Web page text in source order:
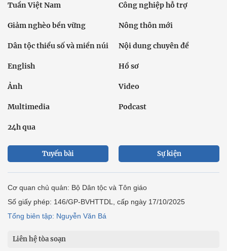
Tuần Việt Nam Công nghiệp hỗ trợ
Giảm nghèo bền vững Nông thôn mới
Dân tộc thiểu số và miền núi Nội dung chuyên đề
English Hồ sơ
Ảnh Video
Multimedia Podcast
24h qua
Tuyến bài Sự kiện
Cơ quan chủ quản: Bộ Dân tộc và Tôn giáo
Số giấy phép: 146/GP-BVHTTDL, cấp ngày 17/10/2025
Tổng biên tập: Nguyễn Văn Bá
Liên hệ tòa soạn